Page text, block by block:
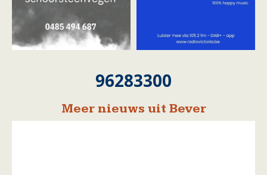
96283300
Meer nieuws uit Bever